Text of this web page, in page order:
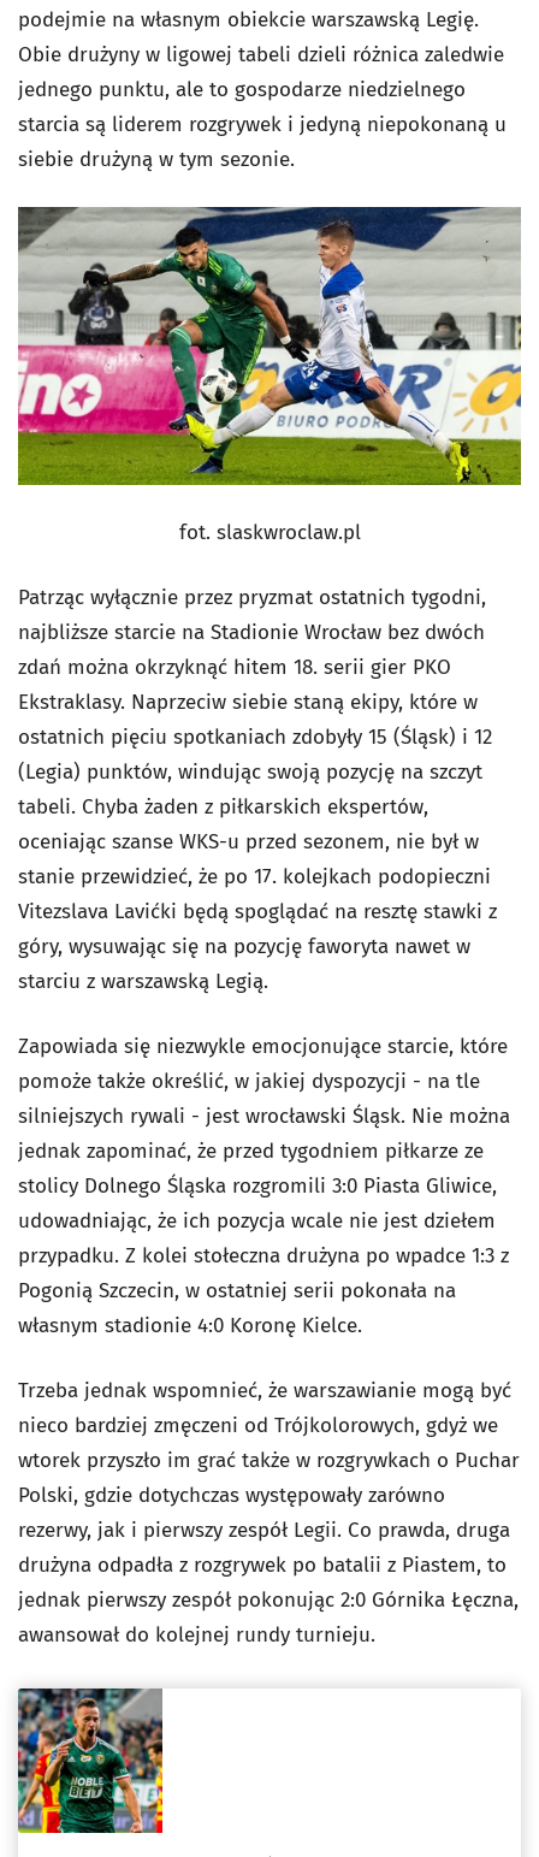
podejmie na własnym obiekcie warszawską Legię.
Obie drużyny w ligowej tabeli dzieli różnica zaledwie
jednego punktu, ale to gospodarze niedzielnego
starcia są liderem rozgrywek i jedyną niepokonaną u
siebie drużyną w tym sezonie.
fot. slaskwroclaw.pl
Patrząc wyłącznie przez pryzmat ostatnich tygodni,
najbliższe starcie na Stadionie Wrocław bez dwóch
zdań można okrzyknąć hitem 18. serii gier PKO
Ekstraklasy. Naprzeciw siebie staną ekipy, które w
ostatnich pięciu spotkaniach zdobyły 15 (Śląsk) i 12
(Legia) punktów, windując swoją pozycję na szczyt
tabeli. Chyba żaden z piłkarskich ekspertów,
oceniając szanse WKS-u przed sezonem, nie był w
stanie przewidzieć, że po 17. kolejkach podopieczni
Vitezslava Lavićki będą spoglądać na resztę stawki z
góry, wysuwając się na pozycję faworyta nawet w
starciu z warszawską Legią.
Zapowiada się niezwykle emocjonujące starcie, które
pomoże także określić, w jakiej dyspozycji - na tle
silniejszych rywali - jest wrocławski Śląsk. Nie można
jednak zapominać, że przed tygodniem piłkarze ze
stolicy Dolnego Śląska rozgromili 3:0 Piasta Gliwice,
udowadniając, że ich pozycja wcale nie jest dziełem
przypadku. Z kolei stołeczna drużyna po wpadce 1:3 z
Pogonią Szczecin, w ostatniej serii pokonała na
własnym stadionie 4:0 Koronę Kielce.
Trzeba jednak wspomnieć, że warszawianie mogą być
nieco bardziej zmęczeni od Trójkolorowych, gdyż we
wtorek przyszło im grać także w rozgrywkach o Puchar
Polski, gdzie dotychczas występowały zarówno
rezerwy, jak i pierwszy zespół Legii. Co prawda, druga
drużyna odpadła z rozgrywek po batalii z Piastem, to
jednak pierwszy zespół pokonując 2:0 Górnika Łęczna,
awansował do kolejnej rundy turnieju.